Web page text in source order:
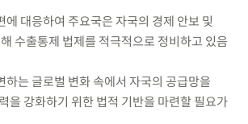
에 대응하여 주요국은 자국의 경제 안보 및
수출통제 법제를 적극적으로 정비하고 있음
하는 글로벌 변화 속에서 자국의 공급망을
을 강화하기 위한 법적 기반을 마련할 필요가